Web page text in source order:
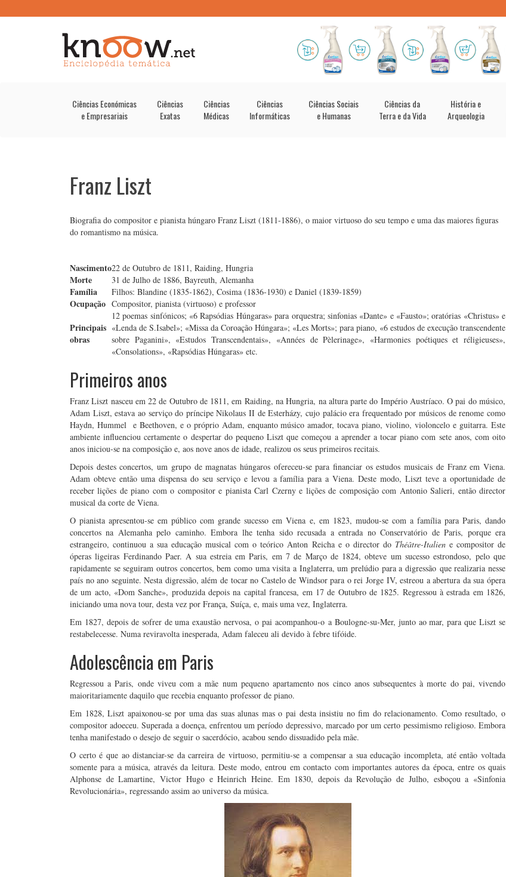
Ciências Económicas
e Empresariais
Ciências
Exatas
Ciências
Médicas
Ciências
Informáticas
Ciências Sociais
e Humanas
Ciências da
Terra e da Vida
História e
Arqueologia
Franz Liszt
Biografia do compositor e pianista húngaro Franz Liszt (1811-1886), o maior virtuoso do seu tempo e uma das maiores figuras
do romantismo na música.
Nascimento22 de Outubro de 1811, Raiding, Hungria
Morte 31 de Julho de 1886, Bayreuth, Alemanha
Família Filhos: Blandine (1835-1862), Cosima (1836-1930) e Daniel (1839-1859)
Ocupação Compositor, pianista (virtuoso) e professor
Principais
obras
12 poemas sinfónicos; «6 Rapsódias Húngaras» para orquestra; sinfonias «Dante» e «Fausto»; oratórias «Christus» e
«Lenda de S.Isabel»; «Missa da Coroação Húngara»; «Les Morts»; para piano, «6 estudos de execução transcendente
sobre Paganini», «Estudos Transcendentais», «Années de Pèlerinage», «Harmonies poétiques et réligieuses»,
«Consolations», «Rapsódias Húngaras» etc.
Primeiros anos
Franz Liszt nasceu em 22 de Outubro de 1811, em Raiding, na Hungria, na altura parte do Império Austríaco. O pai do músico,
Adam Liszt, estava ao serviço do príncipe Nikolaus II de Esterházy, cujo palácio era frequentado por músicos de renome como
Haydn, Hummel e Beethoven, e o próprio Adam, enquanto músico amador, tocava piano, violino, violoncelo e guitarra. Este
ambiente influenciou certamente o despertar do pequeno Liszt que começou a aprender a tocar piano com sete anos, com oito
anos iniciou-se na composição e, aos nove anos de idade, realizou os seus primeiros recitais.
Depois destes concertos, um grupo de magnatas húngaros ofereceu-se para financiar os estudos musicais de Franz em Viena.
Adam obteve então uma dispensa do seu serviço e levou a família para a Viena. Deste modo, Liszt teve a oportunidade de
receber lições de piano com o compositor e pianista Carl Czerny e lições de composição com Antonio Salieri, então director
musical da corte de Viena.
O pianista apresentou-se em público com grande sucesso em Viena e, em 1823, mudou-se com a família para Paris, dando
concertos na Alemanha pelo caminho. Embora lhe tenha sido recusada a entrada no Conservatório de Paris, porque era
estrangeiro, continuou a sua educação musical com o teórico Anton Reicha e o director do Théâtre-Italiene compositor de
óperas ligeiras Ferdinando Paer. A sua estreia em Paris, em 7 de Março de 1824, obteve um sucesso estrondoso, pelo que
rapidamente se seguiram outros concertos, bem como uma visita a Inglaterra, um prelúdio para a digressão que realizaria nesse
país no ano seguinte. Nesta digressão, além de tocar no Castelo de Windsor para o rei Jorge IV, estreou a abertura da sua ópera
de um acto, «Dom Sanche», produzida depois na capital francesa, em 17 de Outubro de 1825. Regressou à estrada em 1826,
iniciando uma nova tour, desta vez por França, Suíça, e, mais uma vez, Inglaterra.
Em 1827, depois de sofrer de uma exaustão nervosa, o pai acompanhou-o a Boulogne-su-Mer, junto ao mar, para que Liszt se
restabelecesse. Numa reviravolta inesperada, Adam faleceu ali devido à febre tifóide.
Adolescência em Paris
Regressou a Paris, onde viveu com a mãe num pequeno apartamento nos cinco anos subsequentes à morte do pai, vivendo
maioritariamente daquilo que recebia enquanto professor de piano.
Em 1828, Liszt apaixonou-se por uma das suas alunas mas o pai desta insistiu no fim do relacionamento. Como resultado, o
compositor adoeceu. Superada a doença, enfrentou um período depressivo, marcado por um certo pessimismo religioso. Embora
tenha manifestado o desejo de seguir o sacerdócio, acabou sendo dissuadido pela mãe.
O certo é que ao distanciar-se da carreira de virtuoso, permitiu-se a compensar a sua educação incompleta, até então voltada
somente para a música, através da leitura. Deste modo, entrou em contacto com importantes autores da época, entre os quais
Alphonse de Lamartine, Victor Hugo e Heinrich Heine. Em 1830, depois da Revolução de Julho, esboçou a «Sinfonia
Revolucionária», regressando assim ao universo da música.